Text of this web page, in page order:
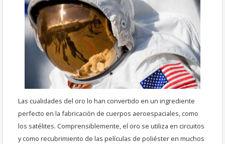
Las cualidades del oro lo han convertido en un ingrediente
perfecto en la fabricación de cuerpos aeroespaciales, como
los satélites. Comprensiblemente, el oro se utiliza en circuitos
y como recubrimiento de las películas de poliéster en muchos